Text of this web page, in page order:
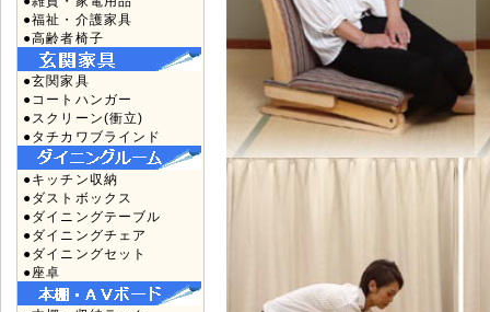
●福祉・介護家具
●高齢者椅子
●玄関家具
●コートハンガー
●スクリーン(衝立)
●タチカワブラインド
●キッチン収納
●ダストボックス
●ダイニングテーブル
●ダイニングチェア
●ダイニングセット
●座卓